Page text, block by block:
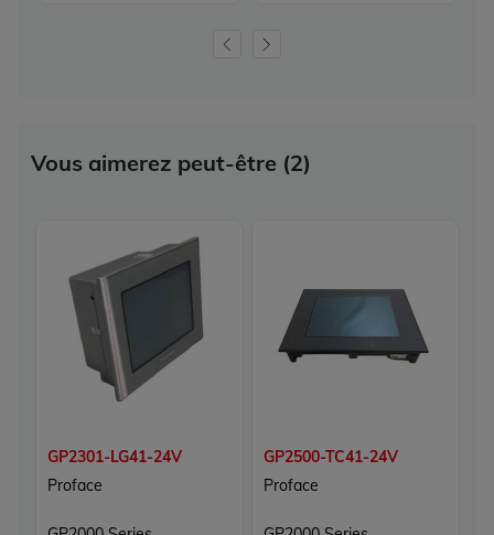
Vous aimerez peut-être (2)
GP2301-LG41-24V
Proface
GP2500-TC41-24V
Proface